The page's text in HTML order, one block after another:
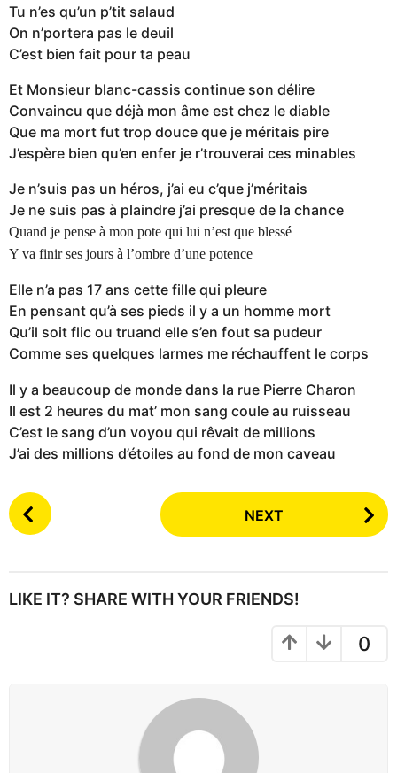
Tu n’es qu’un p’tit salaud
On n’portera pas le deuil
C’est bien fait pour ta peau
Et Monsieur blanc-cassis continue son délire
Convaincu que déjà mon âme est chez le diable
Que ma mort fut trop douce que je méritais pire
J’espère bien qu’en enfer je r’trouverai ces minables
Je n’suis pas un héros, j’ai eu c’que j’méritais
Je ne suis pas à plaindre j’ai presque de la chance
Quand je pense à mon pote qui lui n’est que blessé
Y va finir ses jours à l’ombre d’une potence
Elle n’a pas 17 ans cette fille qui pleure
En pensant qu’à ses pieds il y a un homme mort
Qu’il soit flic ou truand elle s’en fout sa pudeur
Comme ses quelques larmes me réchauffent le corps
Il y a beaucoup de monde dans la rue Pierre Charon
Il est 2 heures du mat’ mon sang coule au ruisseau
C’est le sang d’un voyou qui rêvait de millions
J’ai des millions d’étoiles au fond de mon caveau
P
o
P
NEXT
LIKE IT? SHARE WITH YOUR FRIENDS!
0